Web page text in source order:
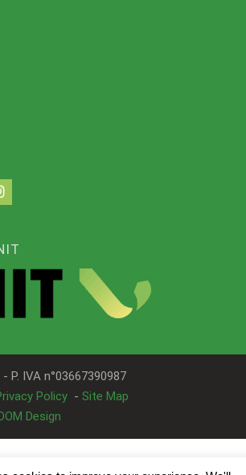
P. IVA n°03667390987
Policy - Site Map
Design